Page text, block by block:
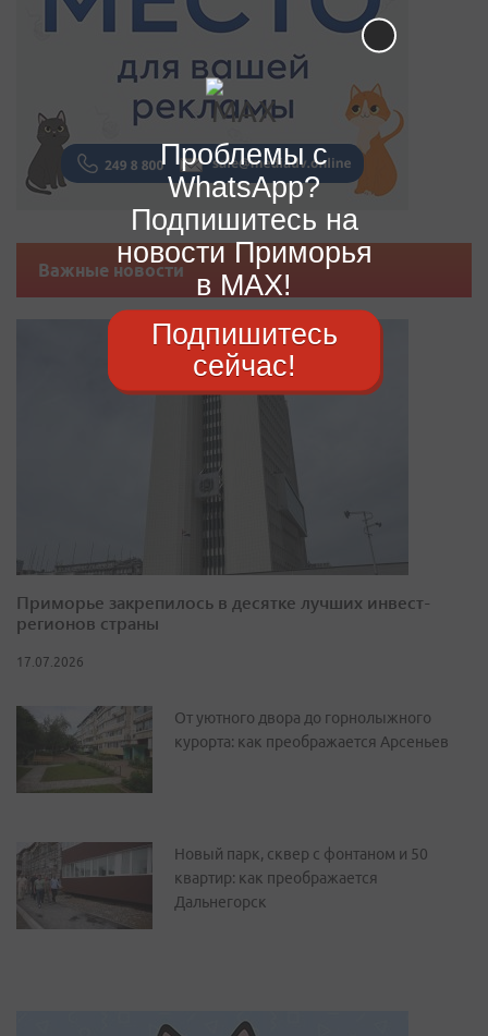
Важные новости
Приморье закрепилось в десятке лучших инвест-
регионов страны
17.07.2026
От уютного двора до горнолыжного
курорта: как преображается Арсеньев
Новый парк, сквер с фонтаном и 50
квартир: как преображается
Дальнегорск
Проблемы с
WhatsApp?
Подпишитесь на
новости Приморья
в MAX!
Подпишитесь
сейчас!